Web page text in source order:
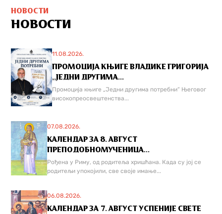
НОВОСТИ
НОВОСТИ
11.08.2026.
ПРОМОЦИЈА КЊИГЕ ВЛАДИКЕ ГРИГОРИЈА
,,ЈЕДНИ ДРУГИМА...
Промоција књиге „Једни другима потребни“ Његовог
високопреосвештенства...
07.08.2026.
КАЛЕНДАР ЗА 8. АВГУСТ
ПРЕПОДОБНОМУЧЕНИЦА...
Рођена у Риму, од родитеља хришћана. Када су јој се
родитељи упокојили, све своје имање...
06.08.2026.
КАЛЕНДАР ЗА 7. АВГУСТ УСПЕНИЈЕ СВЕТЕ